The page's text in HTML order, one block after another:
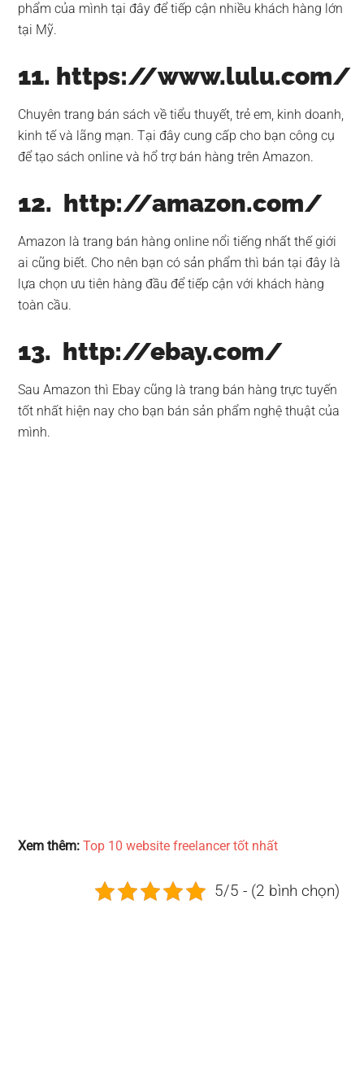
phẩm của mình tại đây để tiếp cận nhiều khách hàng lớn
tại Mỹ.
11. https://www.lulu.com/
Chuyên trang bán sách về tiểu thuyết, trẻ em, kinh doanh,
kinh tế và lãng mạn. Tại đây cung cấp cho bạn công cụ
để tạo sách online và hổ trợ bán hàng trên Amazon.
12. http://amazon.com/
Amazon là trang bán hàng online nổi tiếng nhất thế giới
ai cũng biết. Cho nên bạn có sản phẩm thì bán tại đây là
lựa chọn ưu tiên hàng đầu để tiếp cận với khách hàng
toàn cầu.
13. http://ebay.com/
Sau Amazon thì Ebay cũng là trang bán hàng trực tuyến
tốt nhất hiện nay cho bạn bán sản phẩm nghệ thuật của
mình.
Xem thêm: Top 10 website freelancer tốt nhất
5/5 - (2 bình chọn)